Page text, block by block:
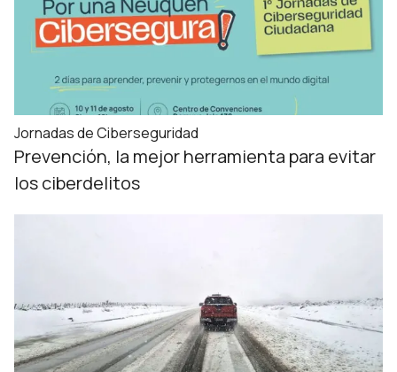
Jornadas de Ciberseguridad
Prevención, la mejor herramienta para evitar
los ciberdelitos